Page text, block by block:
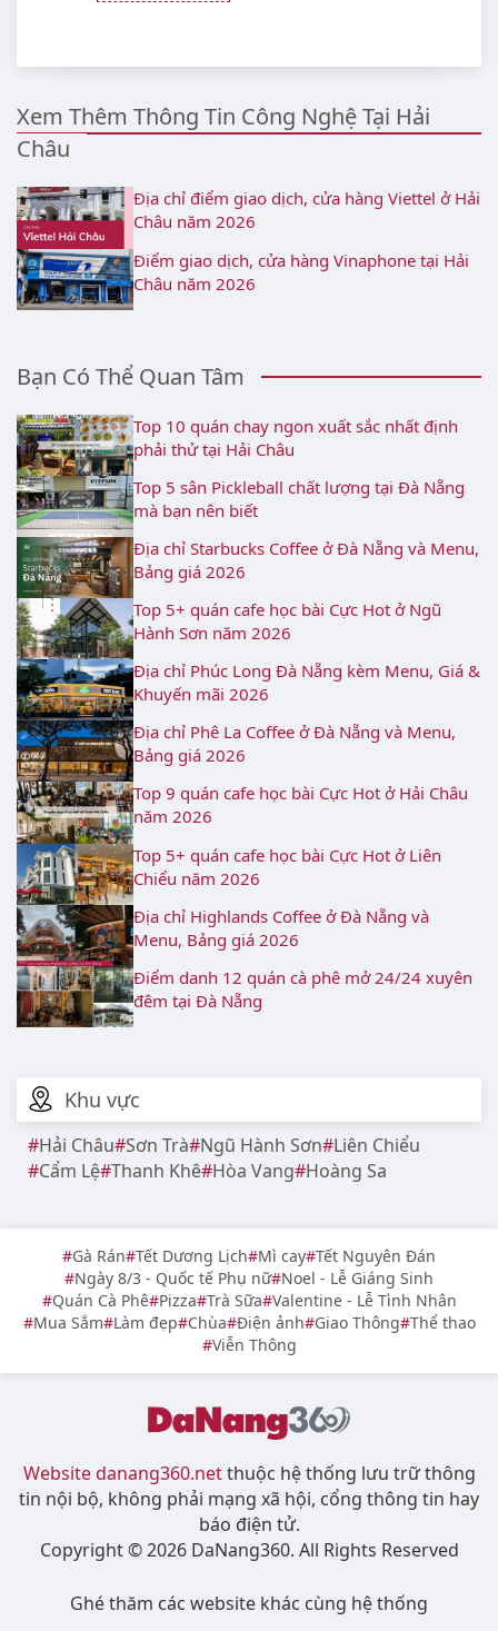
Khu vực
Hải Châu Sơn Trà Ngũ Hành Sơn Liên Chiểu
Cẩm Lệ Thanh Khê Hòa Vang Hoàng Sa
Xem Thêm Thông Tin Công Nghệ Tại Hải
Châu
Địa chỉ điểm giao dịch, cửa hàng Viettel ở Hải
Châu năm 2026
Điểm giao dịch, cửa hàng Vinaphone tại Hải
Châu năm 2026
Bạn Có Thể Quan Tâm
Top 10 quán chay ngon xuất sắc nhất định
phải thử tại Hải Châu
Top 5 sân Pickleball chất lượng tại Đà Nẵng
mà bạn nên biết
Địa chỉ Starbucks Coffee ở Đà Nẵng và Menu,
Bảng giá 2026
Top 5+ quán cafe học bài Cực Hot ở Ngũ
Hành Sơn năm 2026
Địa chỉ Phúc Long Đà Nẵng kèm Menu, Giá &
Khuyến mãi 2026
Địa chỉ Phê La Coffee ở Đà Nẵng và Menu,
Bảng giá 2026
Top 9 quán cafe học bài Cực Hot ở Hải Châu
năm 2026
Top 5+ quán cafe học bài Cực Hot ở Liên
Chiểu năm 2026
Địa chỉ Highlands Coffee ở Đà Nẵng và
Menu, Bảng giá 2026
Điểm danh 12 quán cà phê mở 24/24 xuyên
đêm tại Đà Nẵng
Gà Rán Tết Dương Lịch Mì cay Tết Nguyên Đán
Ngày 8/3 - Quốc tế Phụ nữ Noel - Lễ Giáng Sinh
Quán Cà Phê Pizza Trà Sữa Valentine - Lễ Tình Nhân
Mua Sắm Làm đẹp Chùa Điện ảnh Giao Thông Thể thao
Viễn Thông
Website danang360.netthuộc hệ thống lưu trữ thông
tin nội bộ, không phải mạng xã hội, cổng thông tin hay
báo điện tử.
Copyright © 2026 DaNang360. All Rights Reserved
Ghé thăm các website khác cùng hệ thống